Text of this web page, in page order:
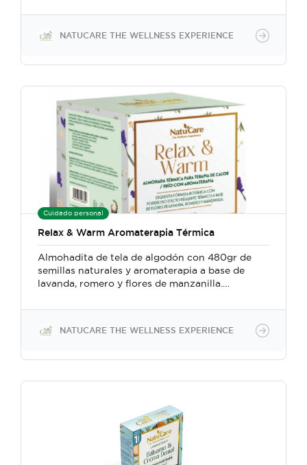
además es un delicado desinfectante para
NATUCARE THE WELLNESS EXPERIENCE
Cuidado personal
Relax & Warm Aromaterapia Térmica
Almohadita de tela de algodón con 480gr de
semillas naturales y aromaterapia a base de
lavanda, romero y flores de manzanilla.
poderoso efecto relajante de las flores de
naturales al calentarse ejercen una afectiva
reforzar el efecto calmante y relajante se
NATUCARE THE WELLNESS EXPERIENCE